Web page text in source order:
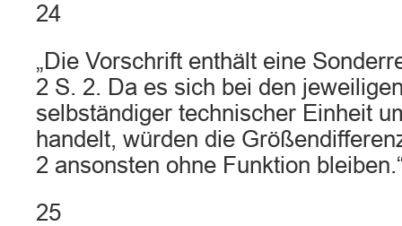
24
„Die Vorschrift enthält eine
2 S. 2. Da es sich bei den
selbständiger technischer Einheit
handelt, würden die
2 ansonsten ohne Funktion
25